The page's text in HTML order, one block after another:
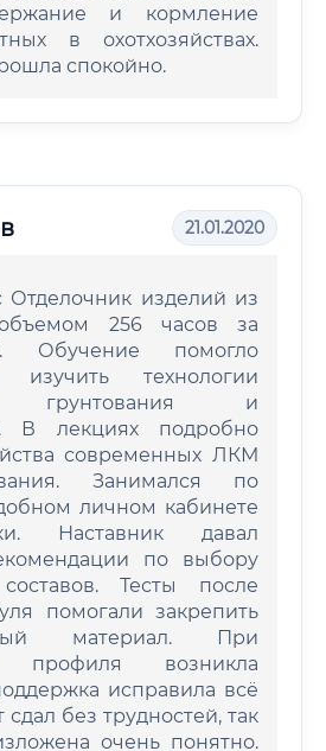
и кормление
в охотхозяйствах.
спокойно.
21.01.2020
изделий из
256 часов за
Обучение помогло
изучить технологии
грунтования и
В лекциях подробно
современных ЛКМ
Занимался по
личном кабинете
Наставник давал
по выбору
Тесты после
помогали закрепить
материал. При
профиля возникла
исправила всё
сдал без трудностей, так
очень понятно.